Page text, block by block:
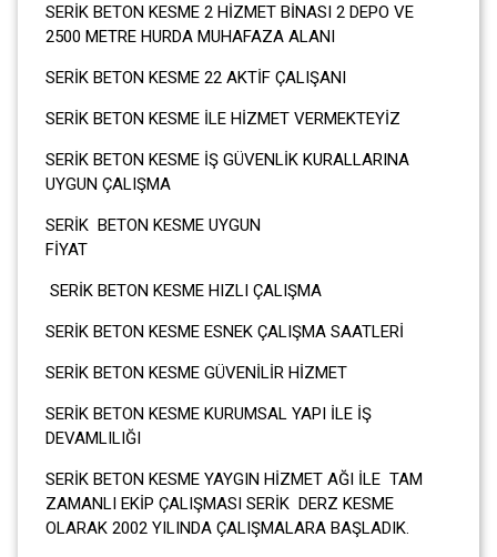
SERİK BETON KESME 2 HİZMET BİNASI 2 DEPO VE
2500 METRE HURDA MUHAFAZA ALANI
SERİK BETON KESME 22 AKTİF ÇALIŞANI
SERİK BETON KESME İLE HİZMET VERMEKTEYİZ
SERİK BETON KESME İŞ GÜVENLİK KURALLARINA
UYGUN ÇALIŞMA
SERİK BETON KESME UYGUN
SERİK BETON KESME HIZLI ÇALIŞMA
SERİK BETON KESME ESNEK ÇALIŞMA SAATLERİ
SERİK BETON KESME GÜVENİLİR HİZMET
SERİK BETON KESME KURUMSAL YAPI İLE İŞ
DEVAMLILIĞI
SERİK BETON KESME YAYGIN HİZMET AĞI İLE TAM
ZAMANLI EKİP ÇALIŞMASI SERİK DERZ KESME
OLARAK 2002 YILINDA ÇALIŞMALARA BAŞLADIK.